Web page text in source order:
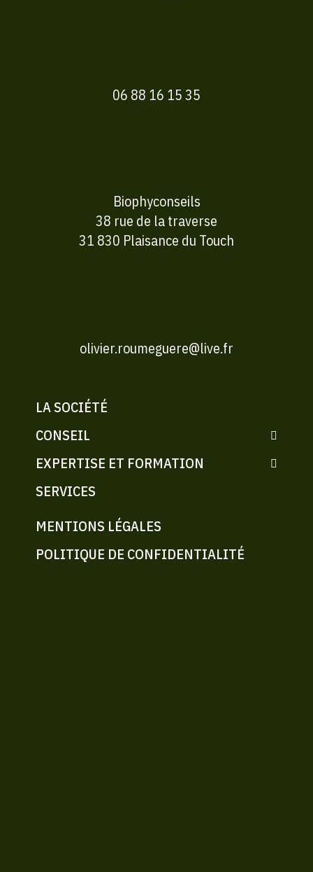
06 88 16 15 35
Biophyconseils
38 rue de la traverse
31 830 Plaisance du Touch
olivier.roumeguere@live.fr
LA SOCIÉTÉ
CONSEIL
EXPERTISE ET FORMATION
SERVICES
MENTIONS LÉGALES
POLITIQUE DE CONFIDENTIALITÉ